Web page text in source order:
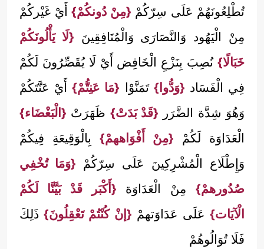
تُطْلِعُونَهُمْ عَلَى سِرّكُمْ {مِنْ دُونكُمْ} أَيْ غَيْركُمْ
مِنْ الْيَهُود وَالنَّصَارَى وَالْمُنَافِقِينَ {لَا يَأْلُونَكُمْ
خَبَالًا} نُصِبَ بِنَزْعِ الْخَافِض أَيْ لَا يُقَصِّرُونَ لَكُمْ
فِي الْفَسَاد {وَدُّوا} تَمَنَّوْا {مَا عَنِتُّمْ}أَيْ عَنَّتَكُمْ
وَهُوَ شِدَّة الضَّرَر {قَدْ بَدَتْ} ظَهَرَتْ {الْبَغْضَاء}
الْعَدَاوَة لَكُمْ {مِنْ أَفْوَاههمْ} بِالْوَقِيعَةِ فِيكُمْ
وَإِطْلَاع الْمُشْرِكِينَ عَلَى سِرّكُمْ {وَمَا تُخْفِي
صُدُورهمْ} مِنْ الْعَدَاوَة {أَكْبَر قَدْ بَيَّنَّا لَكُمْ
الْآيَات}عَلَى عَدَاوَتهمْ {إنْ كُنْتُمْ تَعْقِلُونَ}ذَلِكَ
فَلَا تُوَالُوهُمْ